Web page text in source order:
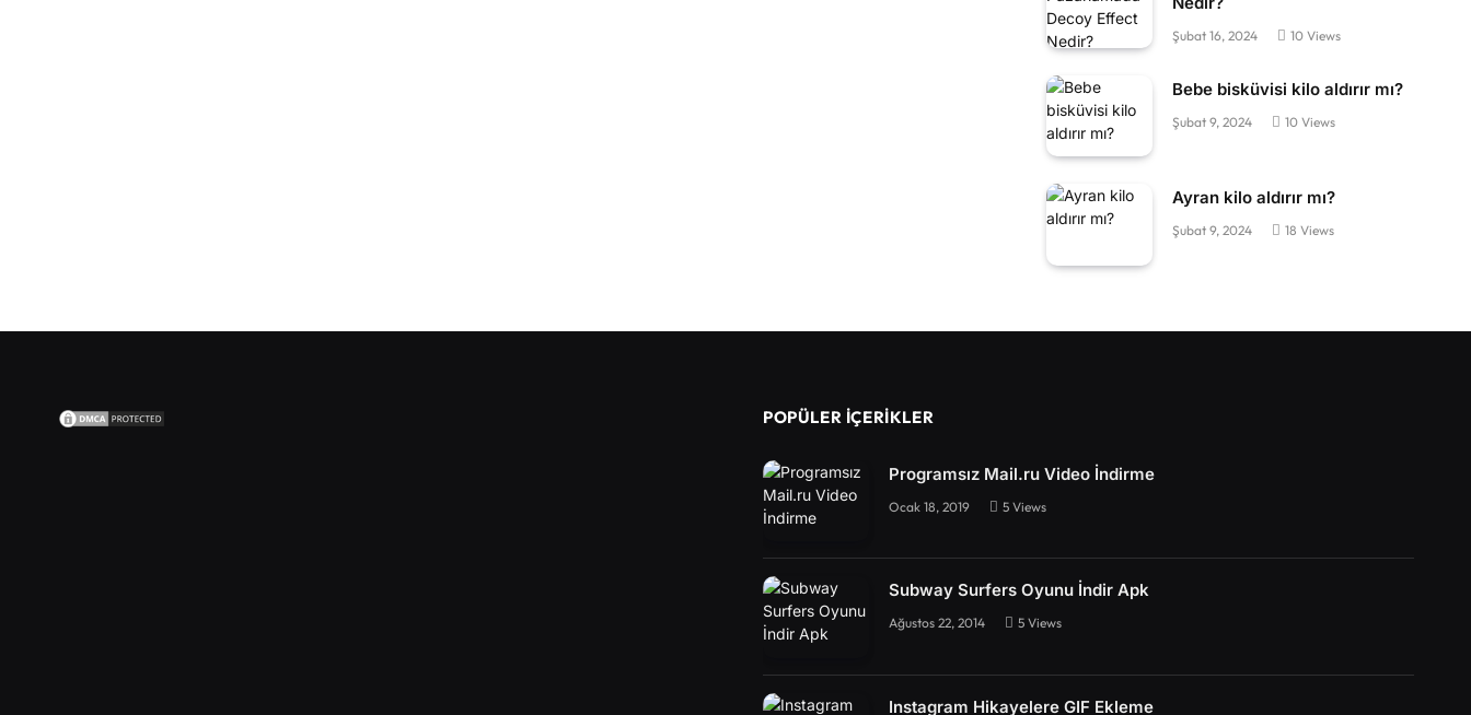
Şubat 16, 2024 10 Views
Bebe bisküvisi kilo aldırır mı?
Şubat 9, 2024 10 Views
Ayran kilo aldırır mı?
Şubat 9, 2024 18 Views
POPÜLER İÇERIKLER
Programsız Mail.ru Video İndirme
Ocak 18, 2019 5 Views
Subway Surfers Oyunu İndir Apk
Ağustos 22, 2014 5 Views
Instagram Hikayelere GIF Ekleme